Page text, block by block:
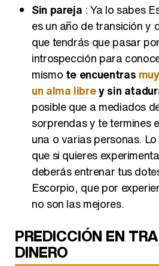
Sin pareja : Ya lo sabes
es un año de transición y
que tendrás que pasar
introspección para
mismo te encuentras
un alma librey sin
posible que a mediados
sorprendas y te termines
una o varias personas.
que si quieres
deberás entrenar tus
Escorpio, que por
no son las mejores.
PREDICCIÓN EN
DINERO